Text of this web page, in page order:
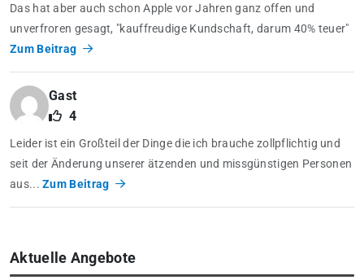
Das hat aber auch schon Apple vor Jahren ganz offen und
unverfroren gesagt, "kauffreudige Kundschaft, darum 40% teuer"
Zum Beitrag
Gast
4
Leider ist ein Großteil der Dinge die ich brauche zollpflichtig und
seit der Änderung unserer ätzenden und missgünstigen Personen
aus...Zum Beitrag
Aktuelle Angebote